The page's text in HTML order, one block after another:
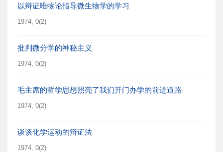
以辩证唯物论指导微生物学的学习
1974, 0(2)
批判微分学的神秘主义
1974, 0(2)
毛主席的哲学思想照亮了我们开门办学的前进道路
1974, 0(2)
谈谈化学运动的辩证法
1974, 0(2)